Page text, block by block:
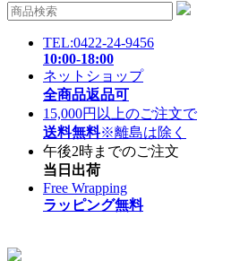
TEL:0422-24-9456
10:00-18:00
ネットショップ
全商品返品可
15,000円以上のご注文で
送料無料※離島は除く
午後2時までのご注文
当日出荷
Free Wrapping
ラッピング無料